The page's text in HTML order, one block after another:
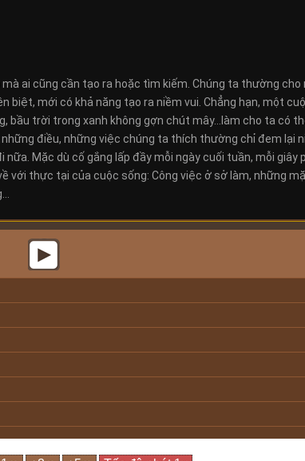
ai cũng cần tạo ra hoặc tìm kiếm. Chúng ta thường
biệt, mới có khả năng tạo ra niềm vui. Chẳng hạn, một
bầu trời trong xanh không gợn chút mây…làm cho ta có
điều, những việc chúng ta thích thường chỉ đem lại
Mặc dù cố gắng lấp đầy mỗi ngày cuối tuần, mỗi giây
với thực tại của cuộc sống: Công việc ở sở làm, những